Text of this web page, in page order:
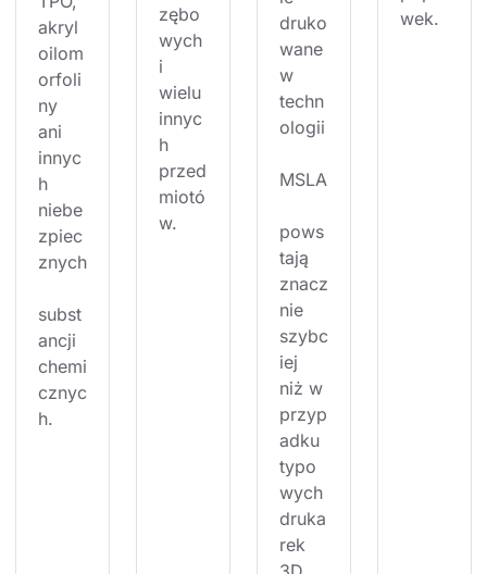
akryl
oilom
orfoli
ny
ani
innyc
h
niebe
zpiec
znych
subst
ancji
chemi
cznyc
h.
zębo
wych
i
wielu
innyc
h
przed
miotó
w.
druko
wane
w
techn
ologii
MSLA
pows
tają
znacz
nie
szybc
iej
niż w
przyp
adku
typo
wych
druka
rek
wek.